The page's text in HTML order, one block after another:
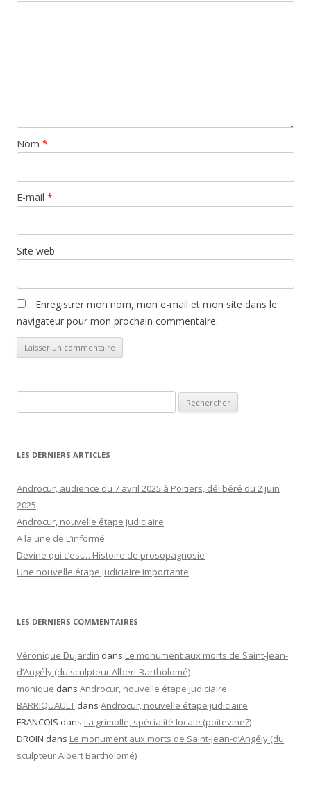
Nom *
E-mail *
Site web
Enregistrer mon nom, mon e-mail et mon site dans le
navigateur pour mon prochain commentaire.
LES DERNIERS ARTICLES
Androcur, audience du 7 avril 2025 à Poitiers, délibéré du 2 juin
2025
Androcur, nouvelle étape judiciaire
A la une de L’informé
Devine qui c’est… Histoire de prosopagnosie
Une nouvelle étape judiciaire importante
LES DERNIERS COMMENTAIRES
Véronique Dujardin dans Le monument aux morts de Saint-Jean-
d’Angély (du sculpteur Albert Bartholomé)
monique dans Androcur, nouvelle étape judiciaire
BARRIQUAULT dans Androcur, nouvelle étape judiciaire
FRANCOIS dans La grimolle, spécialité locale (poitevine?)
DROIN dans Le monument aux morts de Saint-Jean-d’Angély (du
sculpteur Albert Bartholomé)